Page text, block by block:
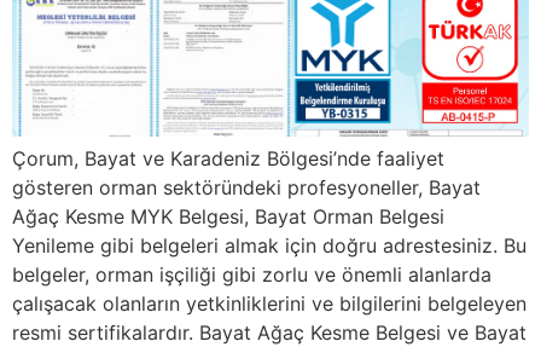
Çorum, Bayat ve Karadeniz Bölgesi’nde faaliyet
gösteren orman sektöründeki profesyoneller, Bayat
Ağaç Kesme MYK Belgesi, Bayat Orman Belgesi
Yenileme gibi belgeleri almak için doğru adrestesiniz. Bu
belgeler, orman işçiliği gibi zorlu ve önemli alanlarda
çalışacak olanların yetkinliklerini ve bilgilerini belgeleyen
resmi sertifikalardır. Bayat Ağaç Kesme Belgesi ve Bayat